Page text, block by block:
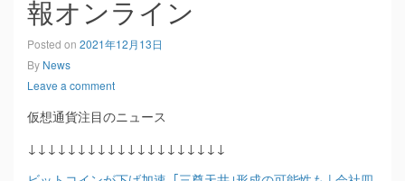
報オンライン
Posted on 2021年12月13日
By News
Leave a comment
仮想通貨注目のニュース
↓↓↓↓↓↓↓↓↓↓↓↓↓↓↓↓↓↓↓↓